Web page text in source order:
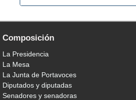
Composición
La Presidencia
La Mesa
La Junta de Portavoces
Diputados y diputadas
Senadores y senadoras